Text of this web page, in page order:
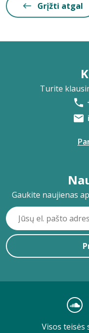
Grįžti atgal
Turite
Gaukite naujienas
Visos teisės